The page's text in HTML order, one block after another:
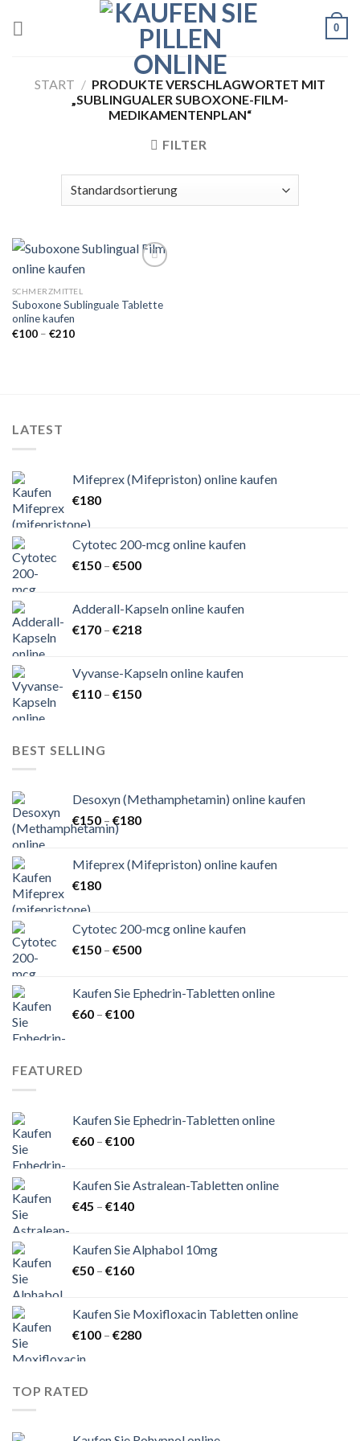
0
START / PRODUKTE VERSCHLAGWORTET MIT
„SUBLINGUALER SUBOXONE-FILM-
MEDIKAMENTENPLAN“
FILTER
Add to
SCHMERZMITTEL
Suboxone Sublinguale Tablette
online kaufen
€100 – €210Preisspanne:
LATEST
Mifeprex (Mifepriston) online kaufen
€180
Cytotec 200-mcg online kaufen
€150 – €500Preisspanne:
€500
Adderall-Kapseln online kaufen
€170 – €218Preisspanne:
€218
Vyvanse-Kapseln online kaufen
€110 – €150Preisspanne:
BEST SELLING
Desoxyn (Methamphetamin) online kaufen
€150 – €180Preisspanne:
€180
Mifeprex (Mifepriston) online kaufen
€180
Cytotec 200-mcg online kaufen
€150 – €500Preisspanne:
€500
Kaufen Sie Ephedrin-Tabletten online
€60 – €100Preisspanne:
FEATURED
Kaufen Sie Ephedrin-Tabletten online
€60 – €100Preisspanne:
€100
Kaufen Sie Astralean-Tabletten online
€45 – €140Preisspanne:
€140
Kaufen Sie Alphabol 10mg
€50 – €160Preisspanne:
€160
Kaufen Sie Moxifloxacin Tabletten online
€100 – €280Preisspanne:
TOP RATED